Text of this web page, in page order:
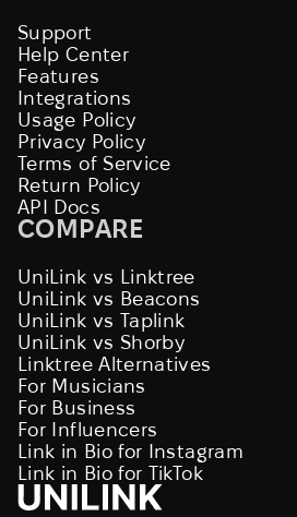
Support
Help Center
Features
Integrations
Usage Policy
Privacy Policy
Terms of Service
Return Policy
API Docs
COMPARE
UniLink vs Linktree
UniLink vs Beacons
UniLink vs Taplink
UniLink vs Shorby
Linktree Alternatives
For Musicians
For Business
For Influencers
Link in Bio for Instagram
Link in Bio for TikTok